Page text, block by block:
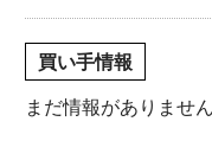
買い手情報
まだ情報がありません